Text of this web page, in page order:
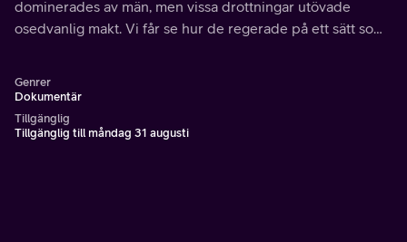
dominerades av män, men vissa drottningar utövade
osedvanlig makt. Vi får se hur de regerade på ett sätt som
Genrer
Dokumentär
Tillgänglig
Tillgänglig till måndag 31 augusti